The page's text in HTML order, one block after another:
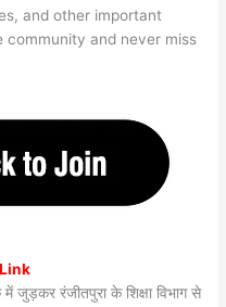
and other important
community and never miss
Link
जुड़कर रंजीतपुरा के शिक्षा विभाग से